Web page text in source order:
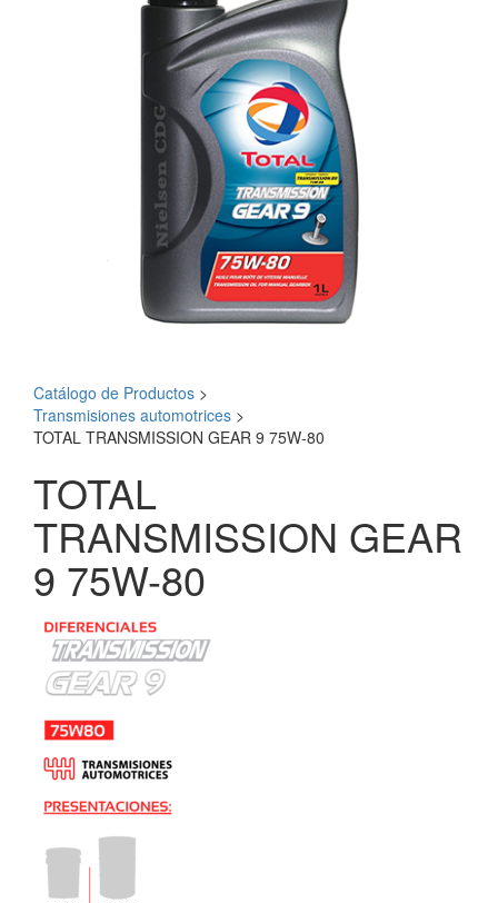
Catálogo de Productos >
Transmisiones automotrices >
TOTAL TRANSMISSION GEAR 9 75W-80
TOTAL
TRANSMISSION GEAR
9 75W-80